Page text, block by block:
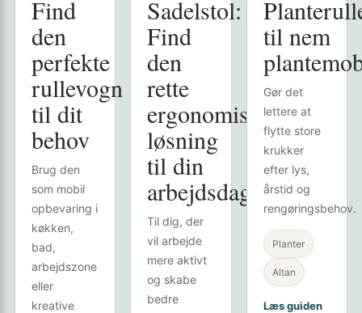
Find
den
perfekte
rullevogn
til dit
behov
Brug den
som mobil
opbevaring i
køkken,
bad,
arbejdszone
eller
kreative
Sadelstol:
Find
den
rette
ergonomiske
løsning
til din
arbejdsdag
Til dig, der
vil arbejde
mere aktivt
og skabe
bedre
til nem
Gør det
lettere at
flytte store
krukker
efter lys,
årstid og
rengøringsbehov.
Planter
Altan
Læs guiden